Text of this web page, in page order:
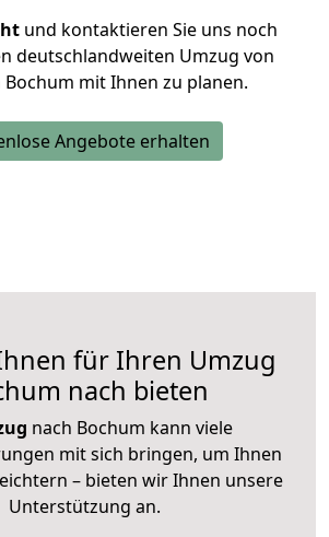
und kontaktieren Sie uns noch
deutschlandweiten Umzug von
mit Ihnen zu planen.
Angebote erhalten
für Ihren Umzug
nach bieten
nach Bochum kann viele
mit sich bringen, um Ihnen
– bieten wir Ihnen unsere
Unterstützung an.